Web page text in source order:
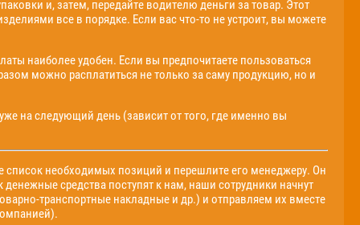
и, затем, передайте водителю деньги за товар. Этот
все в порядке. Если вас что-то не устроит, вы можете
наиболее удобен. Если вы предпочитаете пользоваться
можно расплатиться не только за саму продукцию, но и
на следующий день (зависит от того, где именно вы
необходимых позиций и перешлите его менеджеру. Он
денежные средства поступят к нам, наши сотрудники начнут
транспортные накладные и др.) и отправляем их вместе